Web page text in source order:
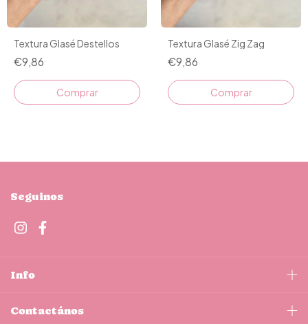
Textura Glasé Destellos
€9,86
Textura Glasé Zig Zag
€9,86
Seguinos
Info
Contactános